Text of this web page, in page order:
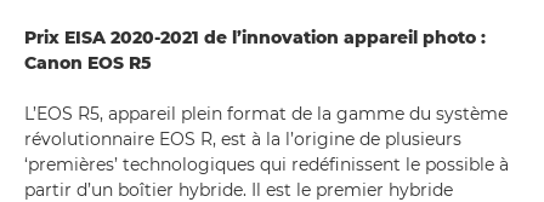
Prix EISA 2020-2021 de l’innovation appareil photo :
Canon EOS R5
L’EOS R5, appareil plein format de la gamme du système
révolutionnaire EOS R, est à la l’origine de plusieurs
‘premières’ technologiques qui redéfinissent le possible à
partir d’un boîtier hybride. Il est le premier hybride